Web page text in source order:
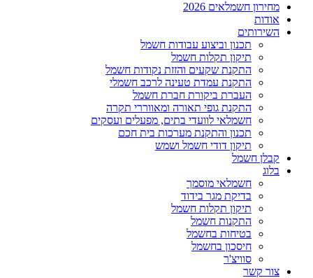
מחירון חשמלאים 2026
אודות
השירותים
תכנון וביצוע עבודות חשמל
תיקון תקלות חשמל
התקנת שקעים והזזת נקודות חשמל
התקנת עמדת טעינה לרכב חשמלי
העברת ביקורת חברת חשמל
התקנת גופי תאורה ומאווררי תקרה
חשמלאי לוועדי בתים, מפעלים ועסקים
תכנון והתקנת מערכות בית חכם
תיקון דודי חשמל ושמש
קבלן חשמל
בלוג
חשמלאי מוסמך
בדיקת מגר בידוד
תיקון תקלות חשמל
התקנות חשמל
בטיחות בחשמל
חיסכון בחשמל
סוויצ'ר
צור קשר